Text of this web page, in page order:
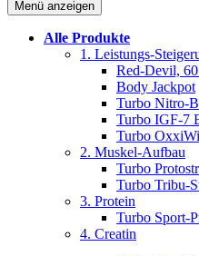
Menü anzeigen
Alle Produkte
1. Leistungs-
Red-Devil,
Body Jackpot
Turbo Nitro-
Turbo IGF-7
Turbo
2. Muskel-Aufbau
Turbo
Turbo Tribu-
3. Protein
Turbo Sport-
4. Creatin